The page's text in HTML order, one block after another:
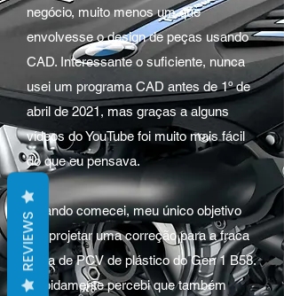
negócio, muito menos um que
envolvesse o design de peças usando
CAD. Interessante o suficiente, nunca
usei um programa CAD antes de 1º de
abril de 2021, mas graças a alguns
vídeos do YouTube foi muito mais fácil
do que eu pensava.
Quando comecei, meu único objetivo
era projetar uma correção para a fraca
capa de PCV de plástico do Gen 1 B58.
Rapidamente percebi que também
REVIEWS